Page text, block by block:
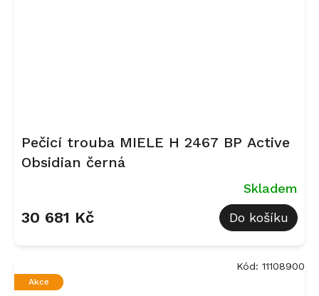
Pečicí trouba MIELE H 2467 BP Active
Obsidian černá
Skladem
30 681 Kč Do košíku
Akce
Kód: 11108900